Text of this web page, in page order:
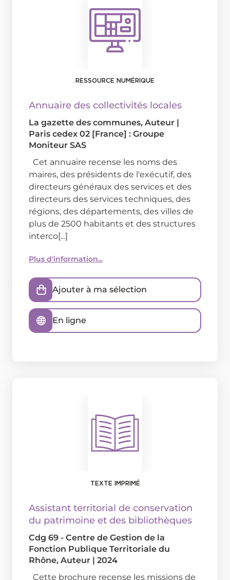
RESSOURCE NUMÉRIQUE
Annuaire des collectivités locales
La gazette des communes, Auteur |
Paris cedex 02 [France] : Groupe
Moniteur SAS
Cet annuaire recense les noms des
maires, des présidents de l'exécutif, des
directeurs généraux des services et des
directeurs des services techniques, des
régions, des départements, des villes de
plus de 2500 habitants et des structures
interco[...]
Plus d'information...
Ajouter à ma sélection
En ligne
TEXTE IMPRIMÉ
Assistant territorial de conservation
du patrimoine et des bibliothèques
Cdg 69 - Centre de Gestion de la
Fonction Publique Territoriale du
Rhône, Auteur | 2024
Cette brochure recense les missions de